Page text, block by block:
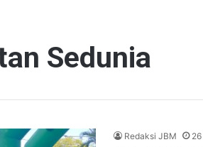
Sedunia
Redaksi JBM